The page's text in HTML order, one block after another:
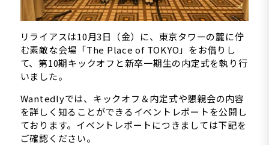
リライアスは10月3日（金）に、 東京タワーの麓に佇
む素敵な会場「The Place of TOKYO」をお借りし
て、第10期キックオフと新卒一期生の内定式を執り行
いました。
Wantedlyでは、キックオフ＆内定式や懇親会の内容
を詳しく知ることができるイベントレポートを公開し
ております。 イベントレポートにつきましては下記を
ご確認ください。